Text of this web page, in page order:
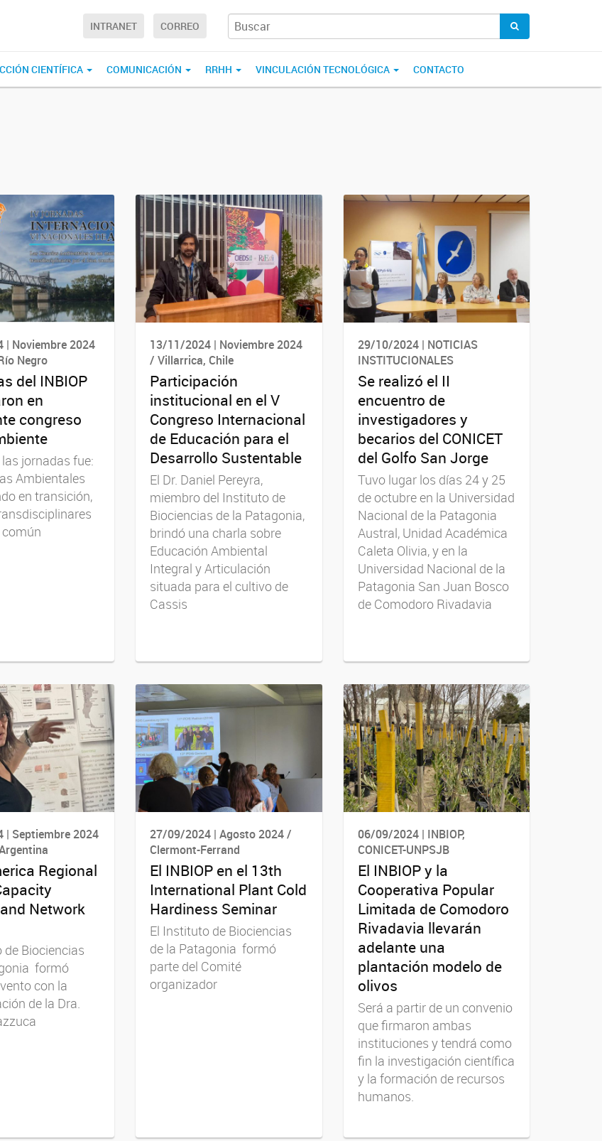
INTRANET CORREO
CIENTÍFICA COMUNICACIÓN RRHH VINCULACIÓN TECNOLÓGICA CONTACTO
| Noviembre 2024
Negro
del INBIOP
en
congreso
jornadas fue:
Ambientales
en transición,
común
13/11/2024 | Noviembre 2024
/ Villarrica, Chile
Participación
institucional en el V
Congreso Internacional
de Educación para el
Desarrollo Sustentable
El Dr. Daniel Pereyra,
miembro del Instituto de
Biociencias de la Patagonia,
brindó una charla sobre
Educación Ambiental
Integral y Articulación
situada para el cultivo de
Cassis
29/10/2024 | NOTICIAS
INSTITUCIONALES
Se realizó el II
encuentro de
investigadores y
becarios del CONICET
del Golfo San Jorge
Tuvo lugar los días 24 y 25
de octubre en la Universidad
Nacional de la Patagonia
Austral, Unidad Académica
Caleta Olivia, y en la
Universidad Nacional de la
Patagonia San Juan Bosco
de Comodoro Rivadavia
Septiembre 2024
Regional
Network
de Biociencias
formó
con la
de la Dra.
27/09/2024 | Agosto 2024 /
Clermont-Ferrand
El INBIOP en el 13th
International Plant Cold
Hardiness Seminar
El Instituto de Biociencias
de la Patagonia formó
parte del Comité
organizador
06/09/2024 | INBIOP,
CONICET-UNPSJB
El INBIOP y la
Cooperativa Popular
Limitada de Comodoro
Rivadavia llevarán
adelante una
plantación modelo de
olivos
Será a partir de un convenio
que firmaron ambas
instituciones y tendrá como
fin la investigación científica
y la formación de recursos
humanos.